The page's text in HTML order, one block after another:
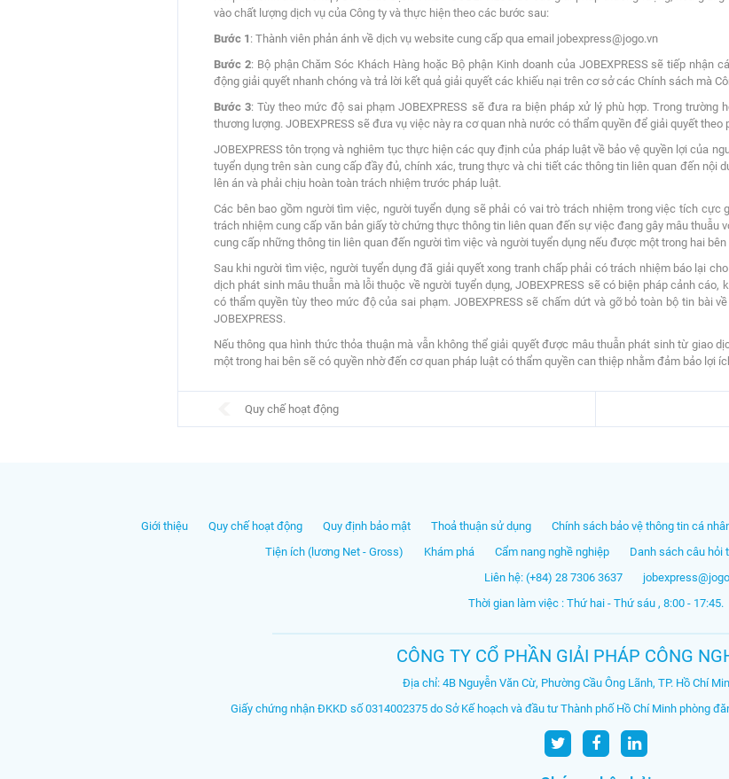
vào chất lượng dịch vụ của Công ty và thực hiện theo các bước sau:
Bước 1 : Thành viên phản ánh về dịch vụ website cung cấp qua email jobexpress@jogo.vn
Bước 2: Bộ phận Chăm Sóc Khách Hàng hoặc Bộ phận Kinh doanh của JOBEXPRESS sẽ tiếp nhận
động giải quyết nhanh chóng và trả lời kết quả giải quyết các khiếu nại trên cơ sở các Chính sách mà
Bước 3: Tùy theo mức độ sai phạm JOBEXPRESS sẽ đưa ra biện pháp xử lý phù hợp. Trong
thương lượng. JOBEXPRESS sẽ đưa vụ việc này ra cơ quan nhà nước có thẩm quyền để giải quyết theo
JOBEXPRESS tôn trọng và nghiêm tục thực hiện các quy định của pháp luật về bảo vệ quyền lợi của
tuyển dụng trên sàn cung cấp đầy đủ, chính xác, trung thực và chi tiết các thông tin liên quan đến nội
lên án và phải chịu hoàn toàn trách nhiệm trước pháp luật.
Các bên bao gồm người tìm việc, người tuyển dụng sẽ phải có vai trò trách nhiệm trong việc tích cực
trách nhiệm cung cấp văn bản giấy tờ chứng thực thông tin liên quan đến sự việc đang gây mâu thuẫu
cung cấp những thông tin liên quan đến người tìm việc và người tuyển dụng nếu được một trong hai
Sau khi người tìm việc, người tuyển dụng đã giải quyết xong tranh chấp phải có trách nhiệm báo lại
dịch phát sinh mâu thuẫn mà lỗi thuộc về người tuyển dụng, JOBEXPRESS sẽ có biện pháp cảnh
có thẩm quyền tùy theo mức độ của sai phạm. JOBEXPRESS sẽ chấm dứt và gỡ bỏ toàn bộ tin bài
JOBEXPRESS.
Nếu thông qua hình thức thỏa thuận mà vẫn không thể giải quyết được mâu thuẫn phát sinh từ giao
một trong hai bên sẽ có quyền nhờ đến cơ quan pháp luật có thẩm quyền can thiệp nhằm đảm bảo lợi
Quy chế hoạt động
Giới thiệu Quy chế hoạt động Quy định bảo mật Thoả thuận sử dụng Chính sách bảo vệ thông tin cá
Tiện ích (lương Net - Gross)
Khám phá Cẩm nang nghề nghiệp
Danh sách câu hỏi
Liên hệ: (+84) 28 7306 3637
Thời gian làm việc : Thứ hai - Thứ sáu , 8:00 - 17:45.
CÔNG TY CỔ PHẦN GIẢI PHÁP CÔNG
Địa chỉ: 4B Nguyễn Văn Cừ, Phường Cầu Ông Lãnh, TP. Hồ Chí
Giấy chứng nhận ĐKKD số 0314002375 do Sở Kế hoạch và đầu tư Thành phố Hồ Chí Minh phòng